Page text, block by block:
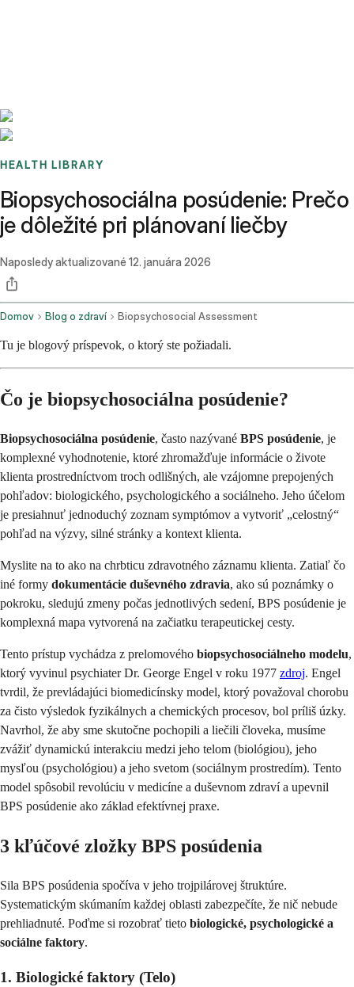
HEALTH LIBRARY
Biopsychosociálna posúdenie: Prečo
je dôležité pri plánovaní liečby
Naposledy aktualizované 12. januára 2026
Domov Blog o zdraví Biopsychosocial Assessment
Tu je blogový príspevok, o ktorý ste požiadali.
Čo je biopsychosociálna posúdenie?
Biopsychosociálna posúdenie, často nazývané BPS posúdenie, je
komplexné vyhodnotenie, ktoré zhromažďuje informácie o živote
klienta prostredníctvom troch odlišných, ale vzájomne prepojených
pohľadov: biologického, psychologického a sociálneho. Jeho účelom
je presiahnuť jednoduchý zoznam symptómov a vytvoriť „celostný“
pohľad na výzvy, silné stránky a kontext klienta.
Myslite na to ako na chrbticu zdravotného záznamu klienta. Zatiaľ čo
iné formy dokumentácie duševného zdravia, ako sú poznámky o
pokroku, sledujú zmeny počas jednotlivých sedení, BPS posúdenie je
komplexná mapa vytvorená na začiatku terapeutickej cesty.
Tento prístup vychádza z prelomového biopsychosociálneho modelu,
ktorý vyvinul psychiater Dr. George Engel v roku 1977 zdroj. Engel
tvrdil, že prevládajúci biomedicínsky model, ktorý považoval chorobu
za čisto výsledok fyzikálnych a chemických procesov, bol príliš úzky.
Navrhol, že aby sme skutočne pochopili a liečili človeka, musíme
zvážiť dynamickú interakciu medzi jeho telom (biológiou), jeho
mysľou (psychológiou) a jeho svetom (sociálnym prostredím). Tento
model spôsobil revolúciu v medicíne a duševnom zdraví a upevnil
BPS posúdenie ako základ efektívnej praxe.
3 kľúčové zložky BPS posúdenia
Sila BPS posúdenia spočíva v jeho trojpilárovej štruktúre.
Systematickým skúmaním každej oblasti zabezpečíte, že nič nebude
prehliadnuté. Poďme si rozobrať tieto biologické, psychologické a
sociálne faktory.
1. Biologické faktory (Telo)